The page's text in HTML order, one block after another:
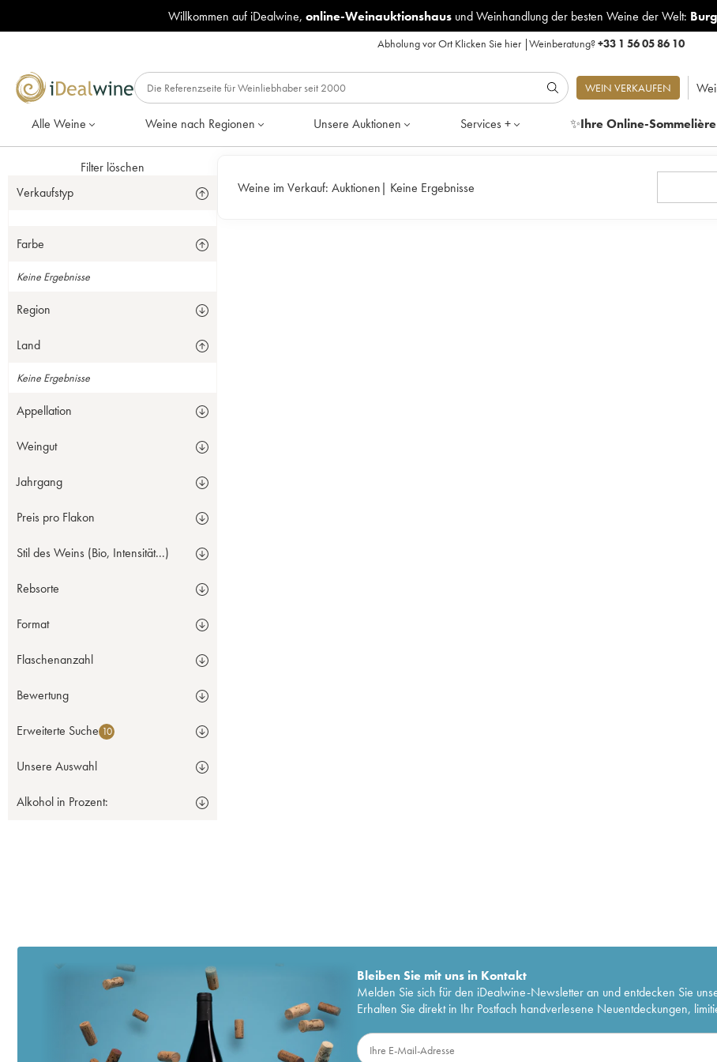
Willkommen auf iDealwine, online-Weinauktionshausund Weinhandlung der besten Weine der Welt:
Abholung vor Ort Klicken Sie hier|Weinberatung?+33 1 56 05 86 10
WEIN VERKAUFEN
Alle Weine Weine nach Regionen Unsere Auktionen Services + ✨Ihre Online-Sommelière
Filter löschen
Verkaufstyp
Farbe
Keine Ergebnisse
Region
Land
Keine Ergebnisse
Appellation
Weingut
Jahrgang
Preis pro Flakon
Stil des Weins (Bio, Intensität...)
Rebsorte
Format
Flaschenanzahl
Bewertung
Erweiterte Suche 10
Unsere Auswahl
Alkohol in Prozent:
Weine im Verkauf: Auktionen| Keine Ergebnisse
Bleiben Sie mit uns in Kontakt
Melden Sie sich für den iDealwine-Newsletter an und entdecken Sie
Erhalten Sie direkt in Ihr Postfach handverlesene Neuentdeckungen,